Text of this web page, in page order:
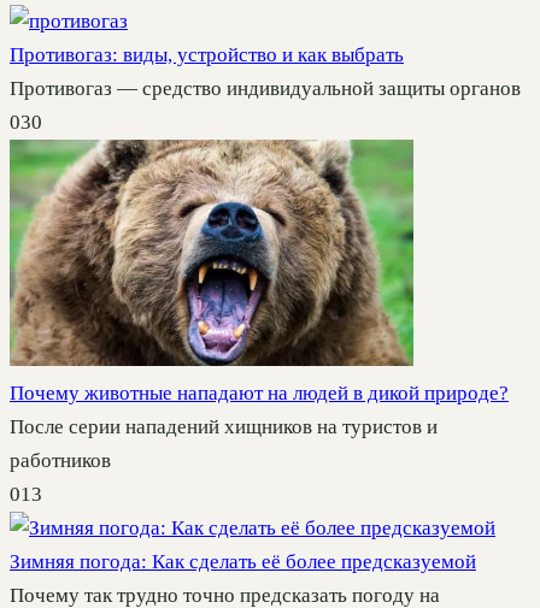
Противогаз: виды, устройство и как выбрать
Противогаз — средство индивидуальной защиты органов
030
Почему животные нападают на людей в дикой природе?
После серии нападений хищников на туристов и
работников
013
Зимняя погода: Как сделать её более предсказуемой
Почему так трудно точно предсказать погоду на